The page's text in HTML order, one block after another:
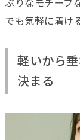
ぶりなモチーフ
でも気軽に着け
軽いから
決まる